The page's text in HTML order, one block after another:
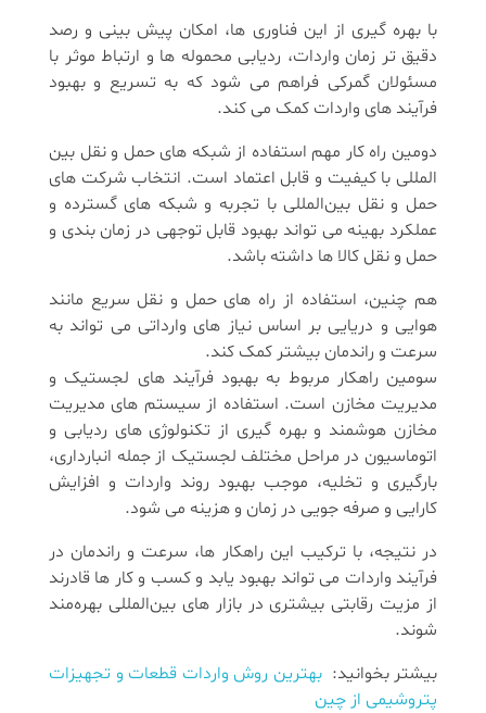
با بهره‌ گیری از این فناوری ‌ها، امکان پیش ‌بینی و رصد
دقیق ‌تر زمان واردات، ردیابی محموله‌ ها و ارتباط موثر با
مسئولان گمرکی فراهم می ‌شود که به تسریع و بهبود
فرآیند های واردات کمک می‌ کند.
دومین راه کار مهم استفاده از شبکه ‌های حمل و نقل بین‌
المللی با کیفیت و قابل اعتماد است. انتخاب شرکت ‌های
حمل و نقل بین‌المللی با تجربه و شبکه ‌های گسترده و
عملکرد بهینه می ‌تواند بهبود قابل توجهی در زمان بندی و
حمل و نقل کالا ها داشته باشد.
هم چنین، استفاده از راه ‌های حمل و نقل سریع مانند
هوایی و دریایی بر اساس نیاز های وارداتی می ‌تواند به
سرعت و راندمان بیشتر کمک کند.
سومین راهکار مربوط به بهبود فرآیند های لجستیک و
مدیریت مخازن است. استفاده از سیستم‌ های مدیریت
مخازن هوشمند و بهره‌ گیری از تکنولوژی ‌های ردیابی و
اتوماسیون در مراحل مختلف لجستیک از جمله انبارداری،
بارگیری و تخلیه، موجب بهبود روند واردات و افزایش
کارایی و صرفه ‌جویی در زمان و هزینه می ‌شود.
در نتیجه، با ترکیب این راهکار ها، سرعت و راندمان در
فرآیند واردات می ‌تواند بهبود یابد و کسب و کار ها قادرند
از مزیت رقابتی بیشتری در بازار های بین‌المللی بهره‌مند
شوند.
بیشتر بخوانید: بهترین روش واردات قطعات و تجهیزات
پتروشیمی از چین